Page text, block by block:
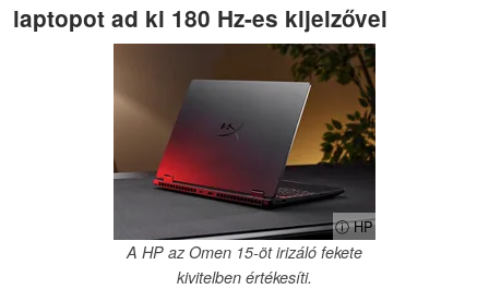
laptopot ad ki 180 Hz-es kijelzővel
ⓘ HP
A HP az Omen 15-öt irizáló fekete
kivitelben értékesíti.